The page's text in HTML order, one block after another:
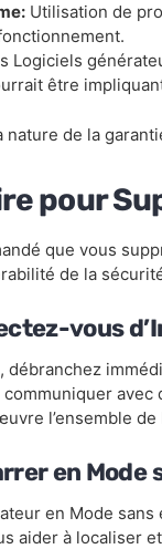
Utilisation de
Logiciels
être
de la
pour
que vous
de la
vous
débranchez
l’ensemble
en Mode
en Mode
aider à localiser